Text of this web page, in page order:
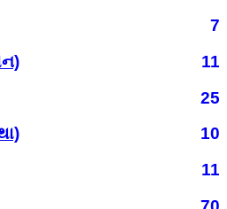
7
11
25
10
11